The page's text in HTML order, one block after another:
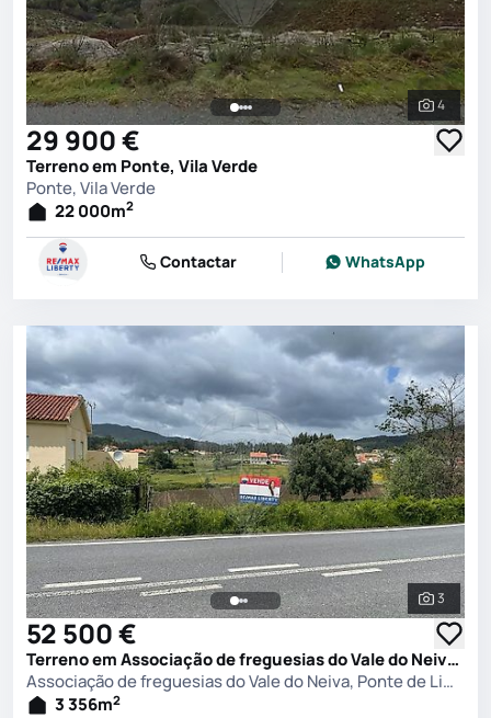
Ver
4
29 900 €
Terreno em Ponte, Vila Verde
Ponte, Vila Verde
22 000m2
Contactar WhatsApp
Ver
3
52 500 €
Terreno em Associação de freguesias do Vale do Neiva, Ponte de Lima
Associação de freguesias do Vale do Neiva, Ponte de Lima
3 356m2